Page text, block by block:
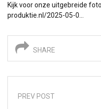
Kijk voor onze uitgebreide
produktie.nl/2025-05-0…
SHARE
PREV POST